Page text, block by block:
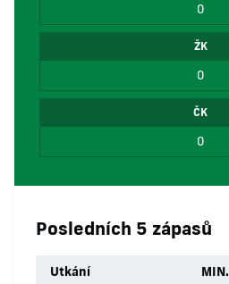
0
ŽK
0
ČK
0
Posledních 5 zápasů
Utkání MIN.